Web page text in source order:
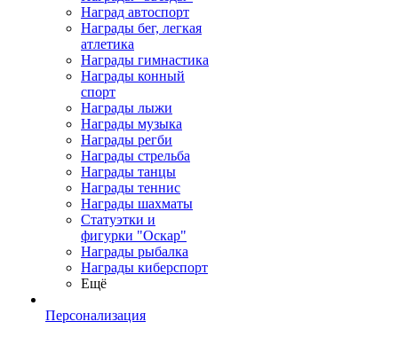
Наград автоспорт
Награды бег, легкая
атлетика
Награды гимнастика
Награды конный
спорт
Награды лыжи
Награды музыка
Награды регби
Награды стрельба
Награды танцы
Награды теннис
Награды шахматы
Статуэтки и
фигурки "Оскар"
Награды рыбалка
Награды киберспорт
Ещё
Персонализация